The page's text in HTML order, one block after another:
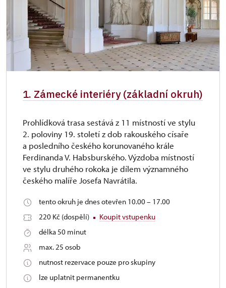
1. Zámecké interiéry (základní okruh)
Prohlídková trasa sestává z 11 místností ve stylu
2. poloviny 19. století z dob rakouského císaře
a posledního českého korunovaného krále
Ferdinanda V. Habsburského. Výzdoba místností
ve stylu druhého rokoka je dílem významného
českého malíře Josefa Navrátila.
tento okruh je dnes otevřen 10.00 – 17.00
220 Kč (dospělí)
Koupit vstupenku
délka 50 minut
max. 25 osob
nutnost rezervace pouze pro skupiny
lze uplatnit permanentku